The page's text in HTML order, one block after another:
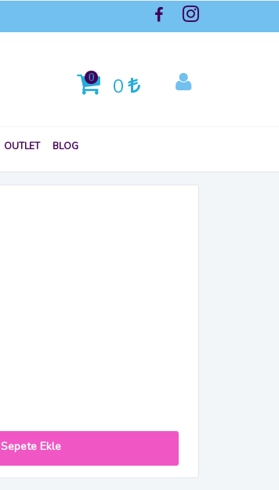
0 0
OUTLET BLOG
Sepete Ekle